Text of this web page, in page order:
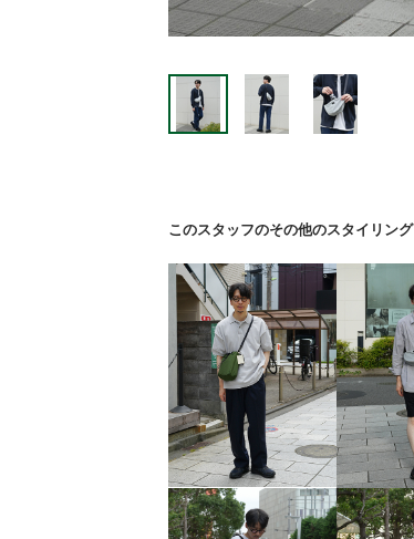
このスタッフのその他のスタイリング